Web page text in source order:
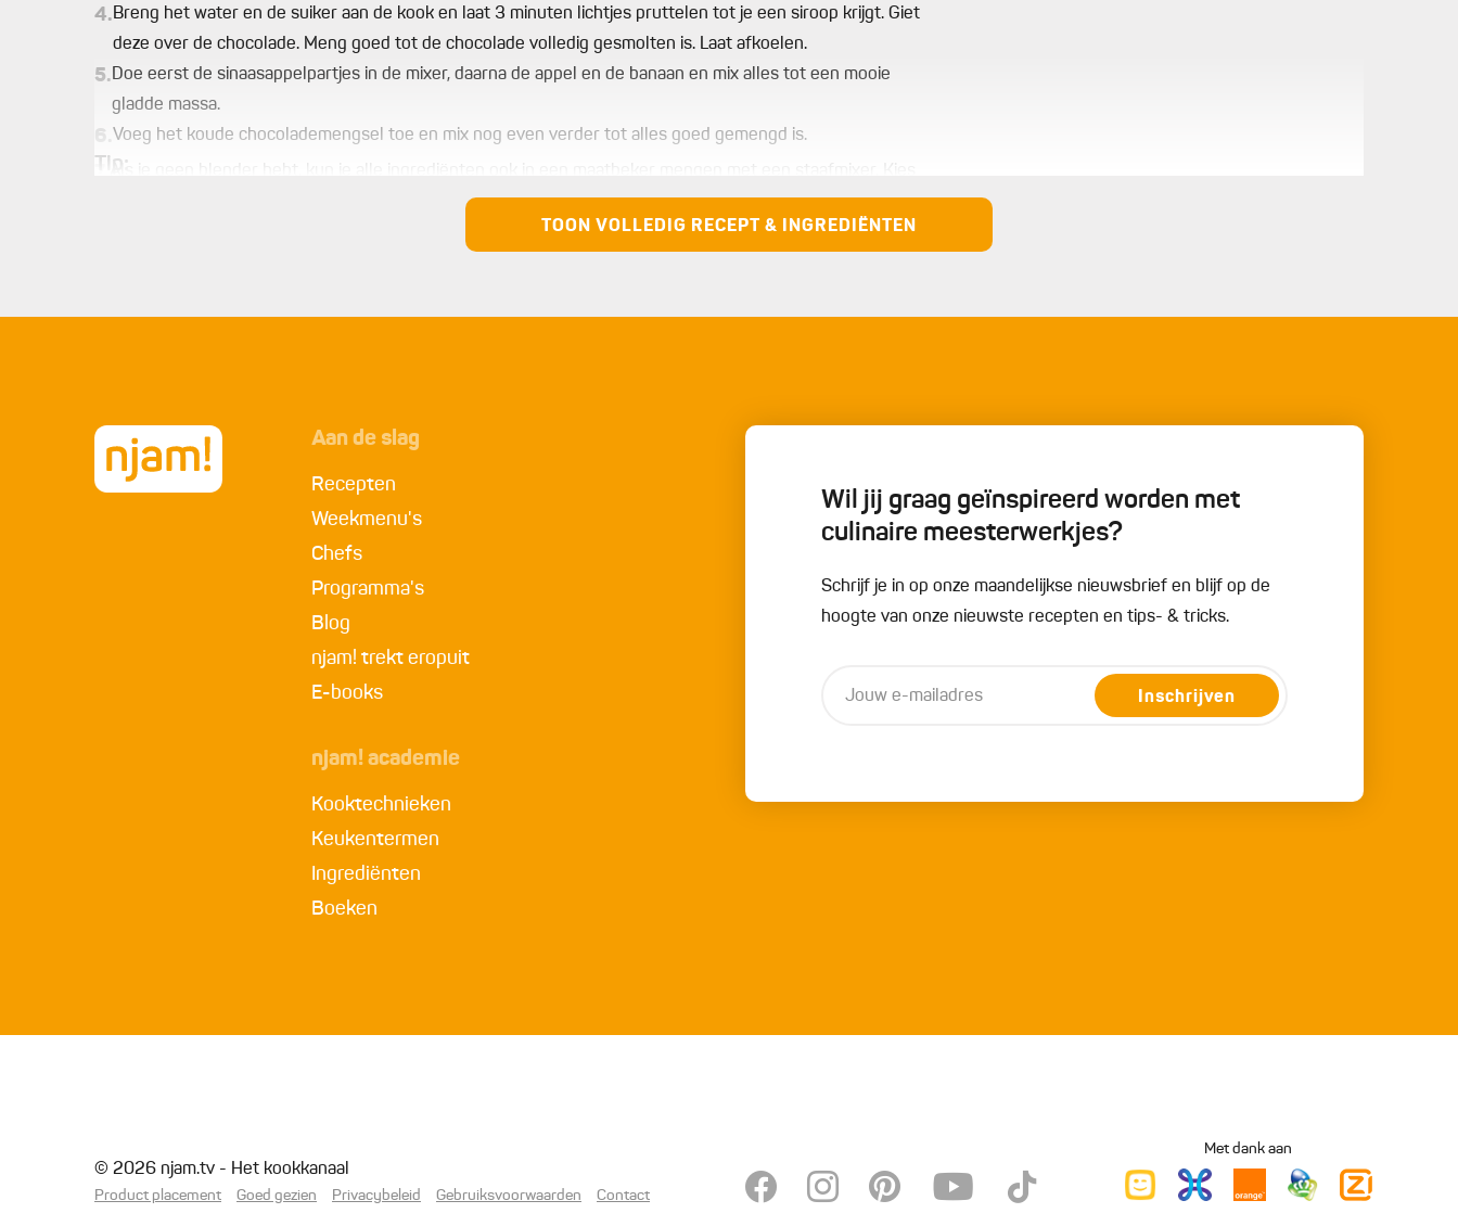
4.Breng het water en de suiker aan de kook en laat 3 minuten lichtjes pruttelen tot je een siroop krijgt. Giet
deze over de chocolade. Meng goed tot de chocolade volledig gesmolten is. Laat afkoelen.
5.Doe eerst de sinaasappelpartjes in de mixer, daarna de appel en de banaan en mix alles tot een mooie
gladde massa.
6. Voeg het koude chocolademengsel toe en mix nog even verder tot alles goed gemengd is.
Tip:
voor deze smoothie goed rijp fruit van uitstekende kwaliteit.
Bananen smaken veel beter als ze echt bruin zijn aan de buitenkant (of als de kinderen ze niet meer willen
TOON VOLLEDIG RECEPT & INGREDIËNTEN
Aan de slag
Recepten
Weekmenu's
Chefs
Programma's
Blog
njam! trekt eropuit
E-books
njam! academie
Kooktechnieken
Keukentermen
Ingrediënten
Boeken
Wil jij graag geïnspireerd worden met
culinaire meesterwerkjes?
Schrijf je in op onze maandelijkse nieuwsbrief en blijf op de
hoogte van onze nieuwste recepten en tips- & tricks.
Inschrijven
© 2026 njam.tv - Het kookkanaal
Product placement Goed gezien Privacybeleid Gebruiksvoorwaarden Contact
Met dank aan